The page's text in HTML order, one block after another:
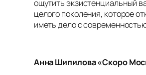
ощутить экзистенциальный
целого поколения, которое
иметь дело с
Анна Шипилова «Скоро